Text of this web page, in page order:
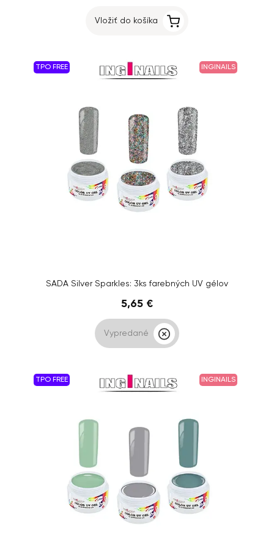
Vložiť do košíka
TPO FREE INGINAILS
SADA Silver Sparkles: 3ks farebných UV gélov
5,65 €
Vypredané
TPO FREE INGINAILS